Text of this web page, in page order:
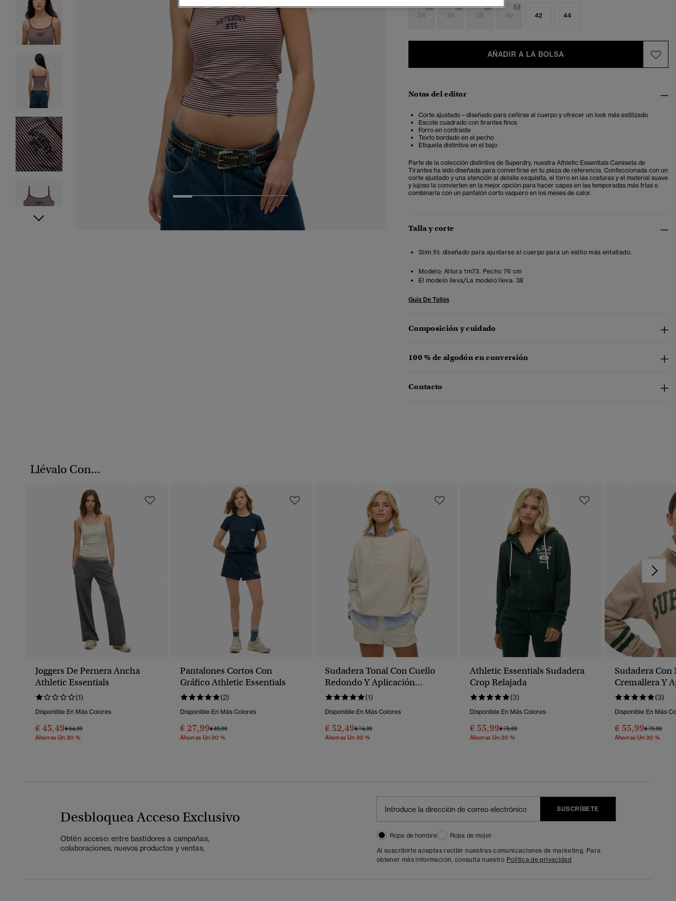
5 6
34 36 38 40 42 44
AÑADIR A LA BOLSA
Notas del editor
Corte ajustado – diseñado para ceñirse al cuerpo y ofrecer un look más estilizado
Escote cuadrado con tirantes finos
Forro en contraste
Texto bordado en el pecho
Etiqueta distintiva en el bajo
Parte de la colección distintiva de Superdry, nuestra Athletic Essentials Camiseta de
Tirantes ha sido diseñada para convertirse en tu pieza de referencia. Confeccionada con un
corte ajustado y una atención al detalle exquisita, el forro en las costuras y el material suave
y lujoso la convierten en la mejor opción para hacer capas en las temporadas más frías o
combinarla con un pantalón corto vaquero en los meses de calor.
Talla y corte
Slim fit: diseñado para ajustarse al cuerpo para un estilo más entallado.
Modelo: Altura 1m73. Pecho 76 cm
El modelo lleva/La modelo lleva: 38
Guía De Tallas
Composición y cuidado
100 % de algodón en conversión
Contacto
Llévalo Con...
Joggers De Pernera Ancha
Athletic Essentials
(1)
Disponible En Más Colores
€ 45,49Precio Rebajado De
€ 64,99A
Ahorras Un 30 %
Pantalones Cortos Con
Gráfico Athletic Essentials
(2)
Disponible En Más Colores
€ 27,99Precio Rebajado De
€ 39,99A
Ahorras Un 30 %
Sudadera Tonal Con Cuello
Redondo Y Aplicación
Athletic Essentials
(1)
Disponible En Más Colores
€ 52,49Precio Rebajado De
€ 74,99A
Ahorras Un 30 %
Athletic Essentials Sudadera
Crop Relajada
(3)
Disponible En Más Colores
€ 55,99Precio Rebajado De
€ 79,99A
Ahorras Un 30 %
Sudadera Con
Cremallera Y
Athletic
(3)
Disponible En Más
€ 55,99Precio
€ 79,99A
Ahorras Un 30 %
Desbloquea Acceso Exclusivo
Obtén acceso: entre bastidores a campañas,
colaboraciones, nuevos productos y ventas.
SUSCRÍBETE
Ropa de hombre
Ropa de mujer
Al suscribirte aceptas recibir nuestras comunicaciones de marketing. Para
obtener más información, consulta nuestro Política de privacidad